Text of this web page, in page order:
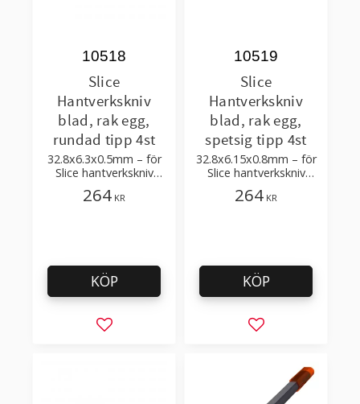
Slice
Hantverkskniv
blad, rak egg,
rundad tipp 4st
32.8x6.3x0.5mm – för
Slice hantverkskniv
10548, 10589, 10580,
10568
10518
264 KR
Lägg till i favoriter
KÖP
Slice
Hantverkskniv
blad, rak egg,
spetsig tipp 4st
32.8x6.15x0.8mm – för
Slice hantverkskniv
10548, 10589, 10580,
10568
10519
264 KR
Lägg till i
KÖP